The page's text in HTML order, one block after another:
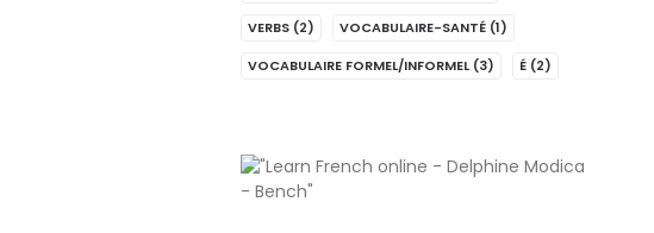
VERBS (2) VOCABULAIRE-SANTÉ (1)
VOCABULAIRE FORMEL/INFORMEL (3) É (2)